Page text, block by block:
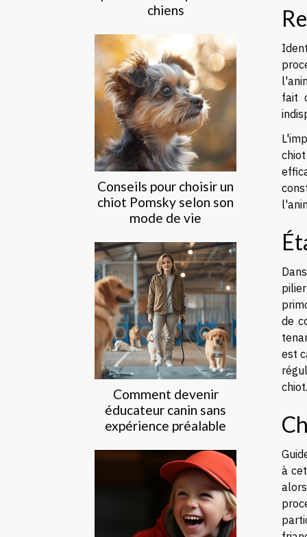
chiens
Conseils pour choisir un
chiot Pomsky selon son
mode de vie
Comment devenir
éducateur canin sans
expérience préalable
fait
de
est
chiot.
à